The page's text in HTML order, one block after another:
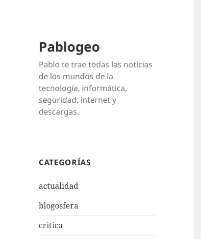
Pablogeo
Pablo te trae todas las noticias
de los mundos de la
tecnología, informática,
seguridad, internet y
descargas.
CATEGORÍAS
actualidad
blogosfera
critica